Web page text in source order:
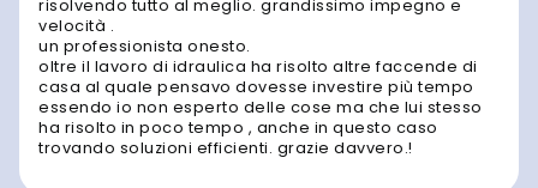
risolvendo tutto al meglio. grandissimo impegno e
velocità .
un professionista onesto.
oltre il lavoro di idraulica ha risolto altre faccende di
casa al quale pensavo dovesse investire più tempo
essendo io non esperto delle cose ma che lui stesso
ha risolto in poco tempo , anche in questo caso
trovando soluzioni efficienti. grazie davvero.!